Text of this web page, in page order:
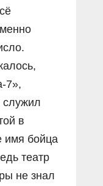
7»,
служил
в
имя бойца
театр
не знал